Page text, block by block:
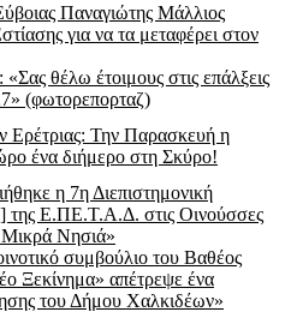
Παναγιώτης Μάλλιος
για να τα μεταφέρει στον
θέλω έτοιμους στις επάλξεις
(φωτορεπορταζ)
Ερέτριας: Την Παρασκευή η
ένα διήμερο στη Σκύρο!
η 7η Διεπιστημονική
Ε.ΠΕ.Τ.Α.Δ. στις Οινούσσες
Μικρά Νησιά»
συμβούλιο του Βαθέος
Ξεκίνημα» απέτρεψε ένα
του Δήμου Χαλκιδέων»